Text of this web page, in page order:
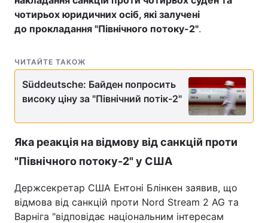
Тема оформлення
чотирьох юридичних осіб, які залучені
до прокладання "Північного потоку-2".
ЧИТАЙТЕ ТАКОЖ
Süddeutsche: Байден попросить
високу ціну за "Північний потік-2"
Яка реакція на відмову від санкцій проти
"Північного потоку-2" у США
Держсекретар США Ентоні Блінкен заявив, що
відмова від санкцій проти Nord Stream 2 AG та
Варніга "відповідає національним інтересам